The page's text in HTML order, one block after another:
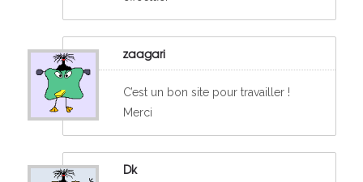
zaagari
C’est un bon site pour travailler !
Merci
Dk